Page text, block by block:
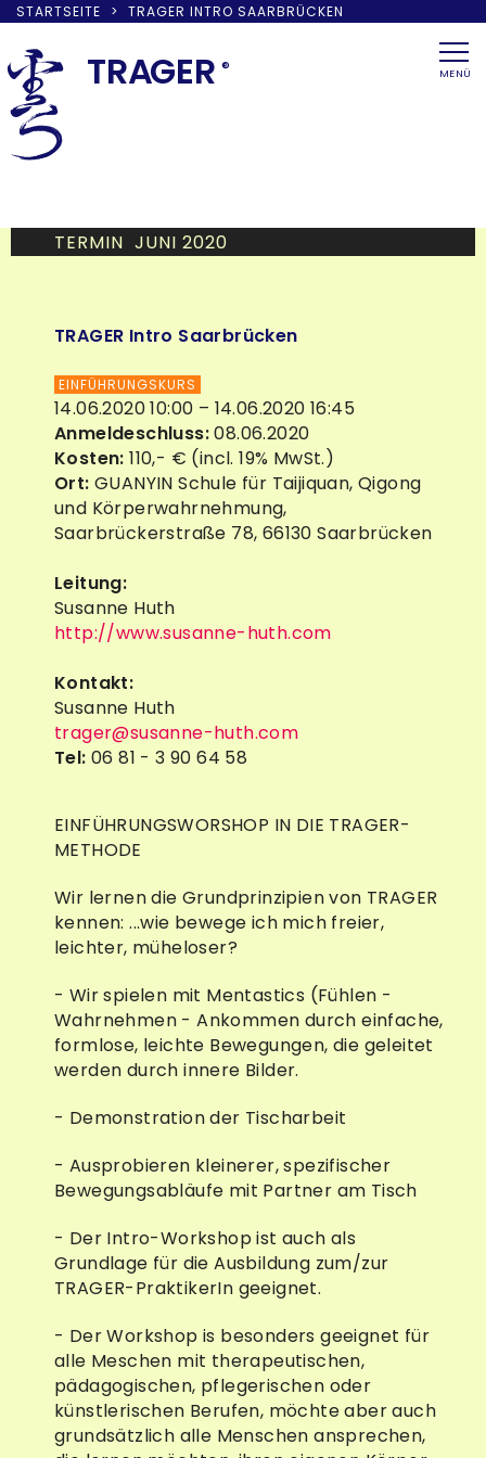
STARTSEITE > TRAGER INTRO SAARBRÜCKEN
to
content
TRAGER ® MENÜ
TERMIN JUNI 2020
TRAGER Intro Saarbrücken
EINFÜHRUNGSKURS
14.06.2020 10:00 – 14.06.2020 16:45
Anmeldeschluss:08.06.2020
Kosten: 110,- € (incl. 19% MwSt.)
Ort: GUANYIN Schule für Taijiquan, Qigong
und Körperwahrnehmung,
Saarbrückerstraße 78, 66130 Saarbrücken
Leitung:
Susanne Huth
http://www.susanne-huth.com
Kontakt:
Susanne Huth
trager@susanne-huth.com
Tel: 06 81 - 3 90 64 58
EINFÜHRUNGSWORSHOP IN DIE TRAGER-
METHODE
Wir lernen die Grundprinzipien von TRAGER
kennen: ...wie bewege ich mich freier,
leichter, müheloser?
- Wir spielen mit Mentastics (Fühlen -
Wahrnehmen - Ankommen durch einfache,
formlose, leichte Bewegungen, die geleitet
werden durch innere Bilder.
- Demonstration der Tischarbeit
- Ausprobieren kleinerer, spezifischer
Bewegungsabläufe mit Partner am Tisch
- Der Intro-Workshop ist auch als
Grundlage für die Ausbildung zum/zur
TRAGER-PraktikerIn geeignet.
- Der Workshop is besonders geeignet für
alle Meschen mit therapeutischen,
pädagogischen, pflegerischen oder
künstlerischen Berufen, möchte aber auch
grundsätzlich alle Menschen ansprechen,